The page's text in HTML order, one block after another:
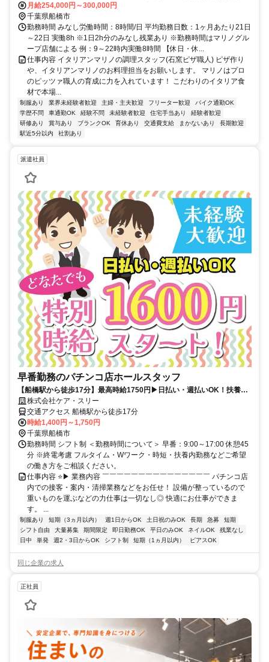
分、東葉高速線 東海神T4口徒歩約9分、京成本線 海神徒歩約16分
「新船橋駅」スグ ※車通勤可（店舗による）【受動喫煙防止措置】
敷地内禁煙 （喫煙所/勤務地により異なる）
月給254,000円～300,000円
千葉県船橋市
勤務時間 みなし労働時間：8時間/日 平均勤務日数：1ヶ月あたり21日
～22日 実働8h ※1日2h分のみなし残業あり ※勤務時間はマリノグル
ープ店舗による 例：9～22時内実働8時間 【休日・休...
仕事内容 イタリアンマリノの調理スタッフ(石窯ピザ職人) ピザ作り
や、イタリアンマリノのお料理担当をお願いします。 マリノはプロ
のピッツァ職人の育成に力を入れています！ こだわりのイタリア食
材で本場...
制服あり 業界未経験者歓迎 主婦・主夫歓迎 フリーター歓迎
バイク通勤OK
学歴不問
車通勤OK 経験不問 未経験者歓迎 住宅手当あり
経験者歓迎
研修あり
賞与あり ブランクOK 育休あり 交通費支給 まかないあり
長期歓迎
駅近5分以内
社割あり
派遣社員
早番勤務のパチンコ店ホールスタッフ
【船橋駅から徒歩17分】最高時給1750円▶日払い・週払いOK！扶養
内・WワークもOK！初期費用無料/家具家電付1Kの社宅もご用意◎
株式会社ケア・スリー
交通アクセス 船橋駅から徒歩17分
時給1,400円～1,750円
千葉県船橋市
勤務時間 シフト制 ＜勤務時間について＞ 早番：9:00～17:00 休憩45
分 ※終電考慮 フルタイム・Wワーク・時短・扶養内勤務などご希望
の働き方をご相談ください。
仕事内容 ⭐️▶ 業務内容 ￣￣￣￣￣￣￣￣￣￣￣￣￣￣￣ パチンコ店
内での接客・案内・清掃業務などをお任せ！ 設備が整っているので
重いものを運ぶなどの力仕事は一切なし◎ 快適にお仕事ができま
す。 ...
制服あり 短期（3ヵ月以内） 週1日からOK 土日祝のみOK 長期 急募
短期
シフト自由
大量募集 期間限定 即日勤務OK 平日のみOK ネイルOK
残業なし
日中
単発 週2・3日からOK シフト制 短期（1ヵ月以内） ピアスOK
同じ企業の求人
正社員